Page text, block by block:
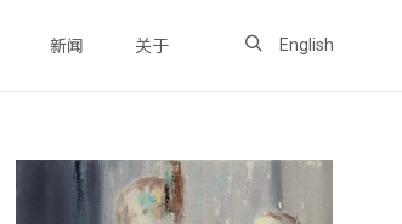
新闻 关于 English